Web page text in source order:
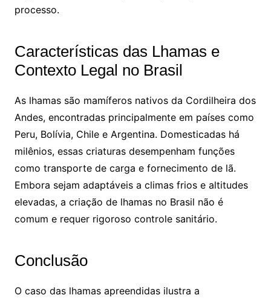
processo.
Características das Lhamas e
Contexto Legal no Brasil
As lhamas são mamíferos nativos da Cordilheira dos
Andes, encontradas principalmente em países como
Peru, Bolívia, Chile e Argentina. Domesticadas há
milênios, essas criaturas desempenham funções
como transporte de carga e fornecimento de lã.
Embora sejam adaptáveis a climas frios e altitudes
elevadas, a criação de lhamas no Brasil não é
comum e requer rigoroso controle sanitário.
Conclusão
O caso das lhamas apreendidas ilustra a